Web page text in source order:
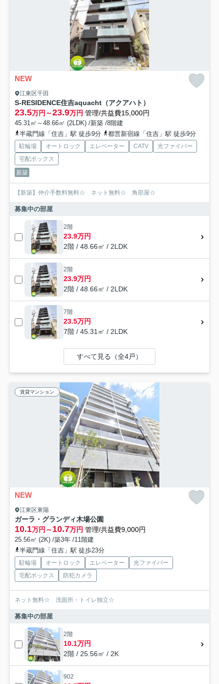
NEW
江東区千田
S-RESIDENCE住吉aquacht（アクアハト）
23.5万円～23.9万円 管理/共益費15,000円
45.31㎡～48.66㎡ (2LDK) /新築 /8階建
半蔵門線「住吉」駅 徒歩9分
都営新宿線「住吉」駅 徒歩9分
駐輪場 オートロック エレベーター CATV
光ファイバー
宅配ボックス
新築
【新築】仲介手数料無料☆ ネット無料☆ 角部屋☆
募集中の部屋
2階
23.9万円
2階 / 48.66㎡ / 2LDK
2階
23.9万円
2階 / 48.66㎡ / 2LDK
7階
23.5万円
7階 / 45.31㎡ / 2LDK
すべて見る（全4戸）
賃貸マンション
NEW
江東区東陽
ガーラ・グランディ木場公園
10.1万円～10.7万円 管理/共益費9,000円
25.56㎡ (2K) /築3年 /11階建
半蔵門線「住吉」駅 徒歩23分
駐輪場 オートロック エレベーター
光ファイバー
宅配ボックス
防犯カメラ
ネット無料☆ 洗面所・トイレ独立☆
募集中の部屋
2階
10.1万円
2階 / 25.56㎡ / 2K
902